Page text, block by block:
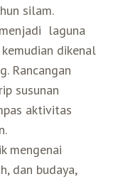
silam.
laguna
dikenal
Rancangan
susunan
aktivitas
mengenai
dan budaya,